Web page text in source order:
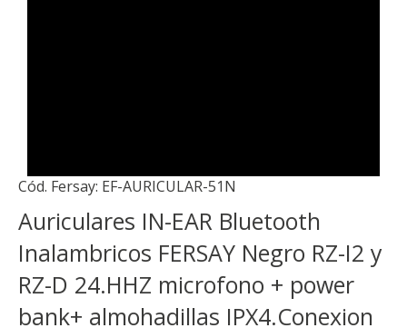
Cód. Fersay: EF-AURICULAR-51N
Auriculares IN-EAR Bluetooth
Inalambricos FERSAY Negro RZ-I2 y
RZ-D 24.HHZ microfono + power
bank+ almohadillas IPX4.Conexion